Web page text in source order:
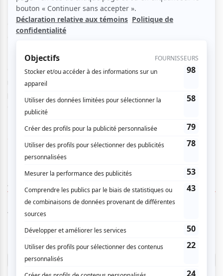
Chaque mois, retrouvez Alexis Arbour aux côtés de
différents invités.
C'est aussi l'occasion de rencontrer d'autres fans de
musique ainsi que des gens du milieu musical. Venez faire le
party, venez faire de vous, une étoile de plus dans la
Galaxie!
www.myspace.com/unetlagalaxiedalexis
AUCUN COMMENTAIRE
Vous devez être connecté pour
donner un avis.